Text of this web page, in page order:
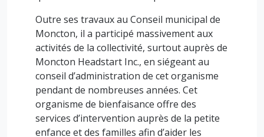
Outre ses travaux au Conseil municipal de
Moncton, il a participé massivement aux
activités de la collectivité, surtout auprès de
Moncton Headstart Inc., en siégeant au
conseil d’administration de cet organisme
pendant de nombreuses années. Cet
organisme de bienfaisance offre des
services d’intervention auprès de la petite
enfance et des familles afin d’aider les